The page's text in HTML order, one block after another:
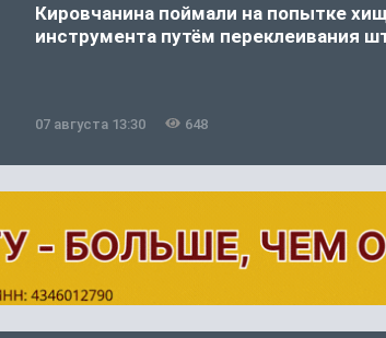
Кировчанина поймали на попытке
инструмента путём переклеивания
07 августа 13:30 648